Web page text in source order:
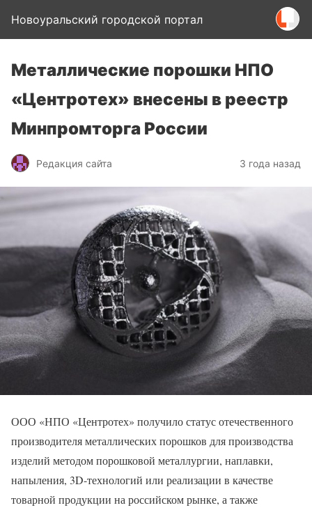
Новоуральский городской портал
Металлические порошки НПО
«Центротех» внесены в реестр
Минпромторга России
Редакция сайта 3 года назад
ООО «НПО «Центротех» получило статус отечественного
производителя металлических порошков для производства
изделий методом порошковой металлургии, наплавки,
напыления, 3D-технологий или реализации в качестве
товарной продукции на российском рынке, а также